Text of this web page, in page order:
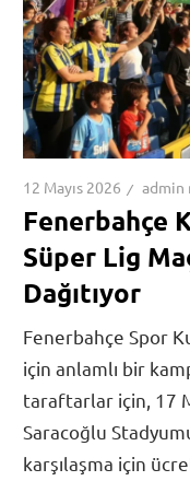
12 Mayıs 2026 admin
Fenerbahçe
Süper Lig
Dağıtıyor
Fenerbahçe Spor
için anlamlı bir
taraftarlar için, 17
Saracoğlu
karşılaşma için